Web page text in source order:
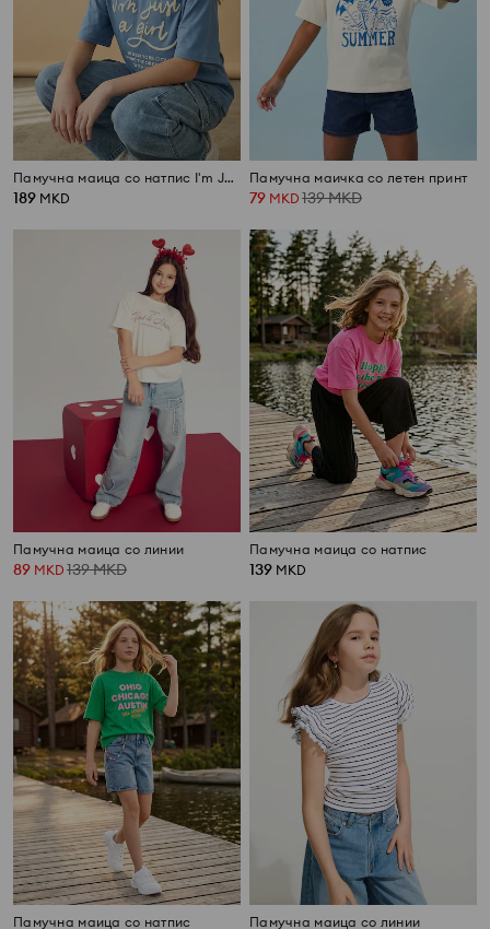
Памучна маица со натпис I'm Just a Girl
189 MKD
Памучна маичка со летен принт
79 MKD 139MKD
Памучна маица со линии
89 MKD 139MKD
Памучна маица со натпис
139 MKD
Памучна маица со натпис Памучна маица со линии